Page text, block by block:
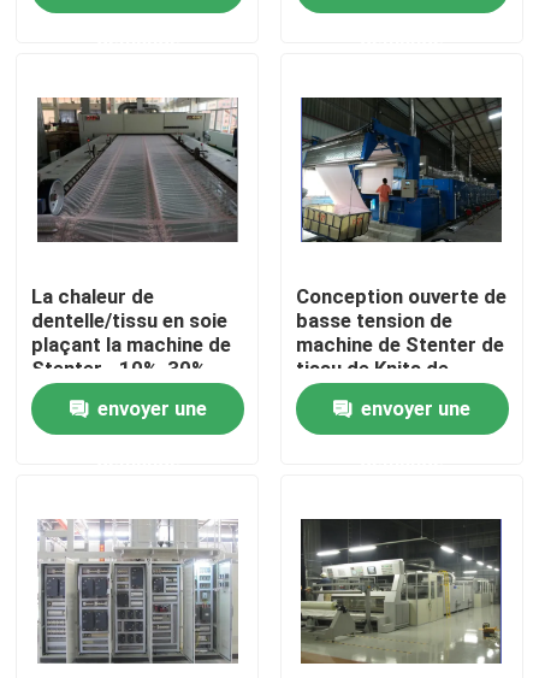
Au sujet de nous
Visite d'usine
Contrôle de qualité
Contactez-nous
nouvelles
machine de finissage de stenter
stenter d'arrangement de la chaleur
La chaleur de
dentelle/tissu en soie
plaçant la machine de
Stenter, -10%-30%
suralimentant, Padder
de finitionenvoyer une
Conception ouverte de
basse tension de
machine de Stenter de
tissu de Knits de
largeur
simple/commande de
double
envoyer une